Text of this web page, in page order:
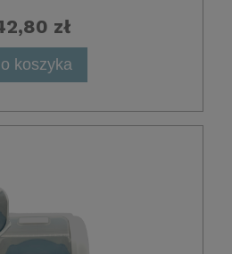
zł
koszyka